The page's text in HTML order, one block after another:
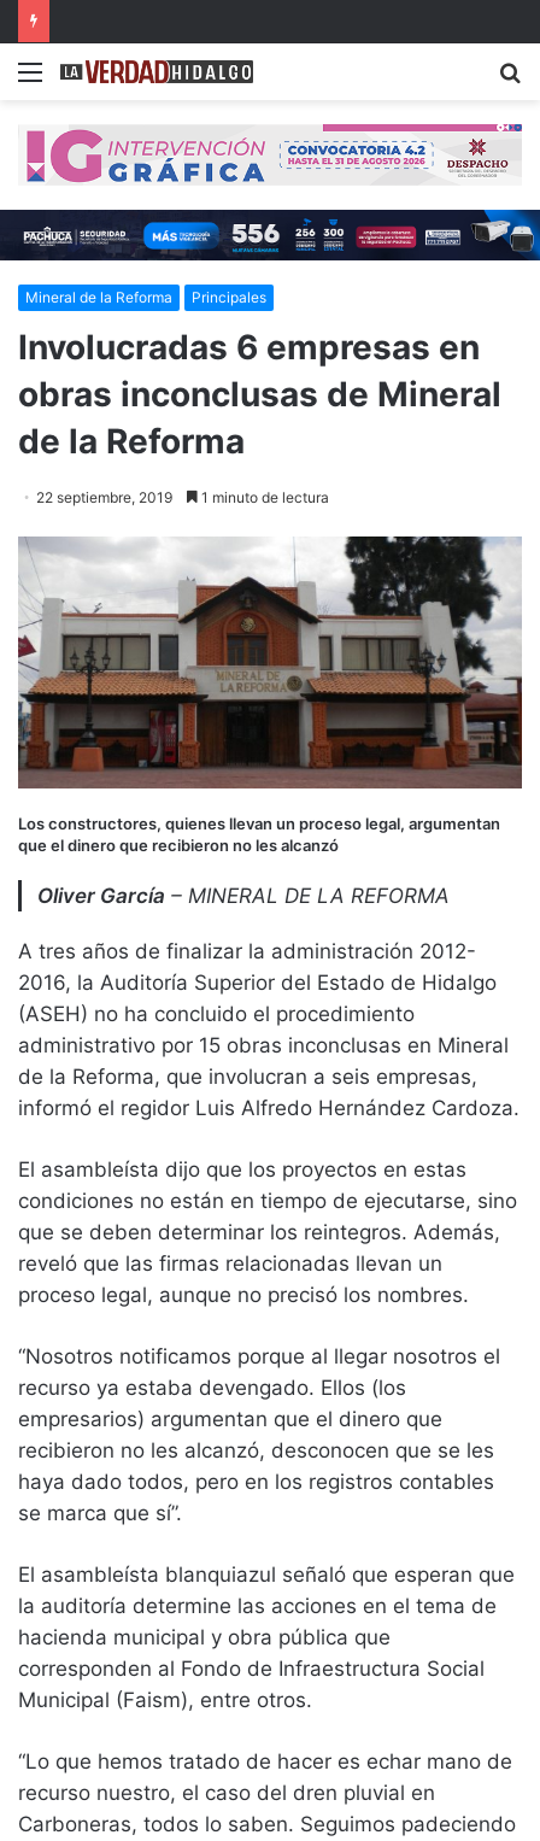
Menu
Mineral de la Reforma Principales
Involucradas 6 empresas en
obras inconclusas de Mineral
de la Reforma
22 septiembre, 2019 1 minuto de lectura
Los constructores, quienes llevan un proceso legal, argumentan
que el dinero que recibieron no les alcanzó
Oliver García – MINERAL DE LA REFORMA
A tres años de finalizar la administración 2012-
2016, la Auditoría Superior del Estado de Hidalgo
(ASEH) no ha concluido el procedimiento
administrativo por 15 obras inconclusas en Mineral
de la Reforma, que involucran a seis empresas,
informó el regidor Luis Alfredo Hernández Cardoza.
El asambleísta dijo que los proyectos en estas
condiciones no están en tiempo de ejecutarse, sino
que se deben determinar los reintegros. Además,
reveló que las firmas relacionadas llevan un
proceso legal, aunque no precisó los nombres.
“Nosotros notificamos porque al llegar nosotros el
recurso ya estaba devengado. Ellos (los
empresarios) argumentan que el dinero que
recibieron no les alcanzó, desconocen que se les
haya dado todos, pero en los registros contables
se marca que sí”.
El asambleísta blanquiazul señaló que esperan que
la auditoría determine las acciones en el tema de
hacienda municipal y obra pública que
corresponden al Fondo de Infraestructura Social
Municipal (Faism), entre otros.
“Lo que hemos tratado de hacer es echar mano de
recurso nuestro, el caso del dren pluvial en
Carboneras, todos lo saben. Seguimos padeciendo